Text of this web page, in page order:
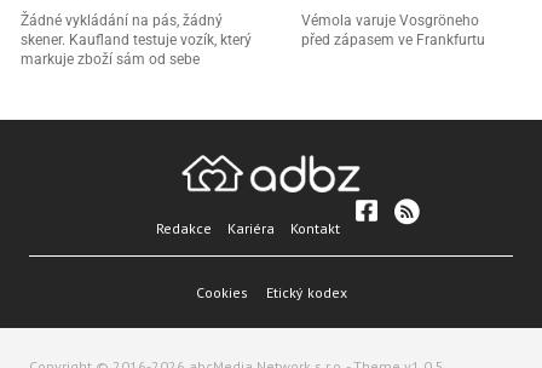
Žádné vykládání na pás, žádný
skener. Kaufland testuje vozík, který
markuje zboží sám od sebe
Vémola varuje Vosgröneho
před zápasem ve Frankfurtu
Redakce Kariéra Kontakt
Cookies Etický kodex